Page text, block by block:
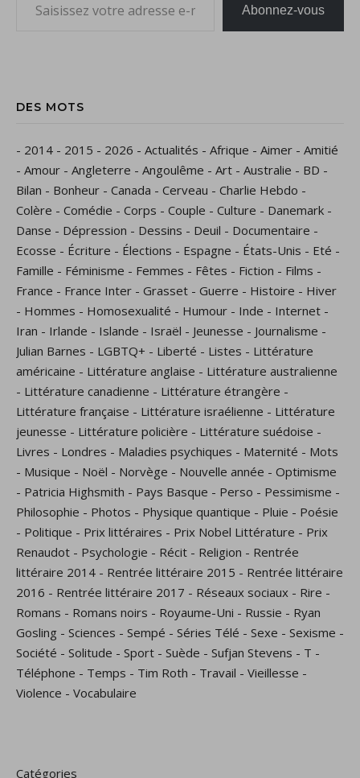
Abonnez-vous
DES MOTS
- 2014 - 2015 - 2026 - Actualités - Afrique - Aimer - Amitié
- Amour - Angleterre - Angoulême - Art - Australie - BD -
Bilan - Bonheur - Canada - Cerveau - Charlie Hebdo -
Colère - Comédie - Corps - Couple - Culture - Danemark -
Danse - Dépression - Dessins - Deuil - Documentaire -
Ecosse - Écriture - Élections - Espagne - États-Unis - Eté -
Famille - Féminisme - Femmes - Fêtes - Fiction - Films -
France - France Inter - Grasset - Guerre - Histoire - Hiver
- Hommes - Homosexualité - Humour - Inde - Internet -
Iran - Irlande - Islande - Israël - Jeunesse - Journalisme -
Julian Barnes - LGBTQ+ - Liberté - Listes - Littérature
américaine - Littérature anglaise - Littérature australienne
- Littérature canadienne - Littérature étrangère -
Littérature française - Littérature israélienne - Littérature
jeunesse - Littérature policière - Littérature suédoise -
Livres - Londres - Maladies psychiques - Maternité - Mots
- Musique - Noël - Norvège - Nouvelle année - Optimisme
- Patricia Highsmith - Pays Basque - Perso - Pessimisme -
Philosophie - Photos - Physique quantique - Pluie - Poésie
- Politique - Prix littéraires - Prix Nobel Littérature - Prix
Renaudot - Psychologie - Récit - Religion - Rentrée
littéraire 2014 - Rentrée littéraire 2015 - Rentrée littéraire
2016 - Rentrée littéraire 2017 - Réseaux sociaux - Rire -
Romans - Romans noirs - Royaume-Uni - Russie - Ryan
Gosling - Sciences - Sempé - Séries Télé - Sexe - Sexisme -
Société - Solitude - Sport - Suède - Sufjan Stevens - T -
Téléphone - Temps - Tim Roth - Travail - Vieillesse -
Violence - Vocabulaire
Catégories